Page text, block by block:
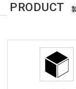
PRODUCT